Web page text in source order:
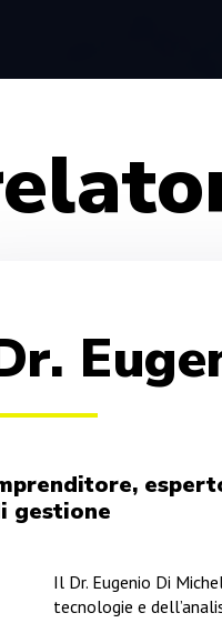
gestione
Il Dr. Eugenio Di
tecnologie e